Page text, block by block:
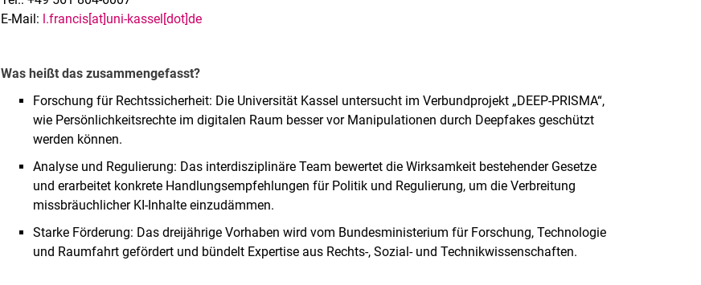
E-Mail: l.francis[at]uni-kassel[dot]de
Was heißt das zusammengefasst?
Forschung für Rechtssicherheit: Die Universität Kassel untersucht im Verbundprojekt „DEEP-PRISMA“,
wie Persönlichkeitsrechte im digitalen Raum besser vor Manipulationen durch Deepfakes geschützt
werden können.
Analyse und Regulierung: Das interdisziplinäre Team bewertet die Wirksamkeit bestehender Gesetze
und erarbeitet konkrete Handlungsempfehlungen für Politik und Regulierung, um die Verbreitung
missbräuchlicher KI-Inhalte einzudämmen.
Starke Förderung: Das dreijährige Vorhaben wird vom Bundesministerium für Forschung, Technologie
und Raumfahrt gefördert und bündelt Expertise aus Rechts-, Sozial- und Technikwissenschaften.